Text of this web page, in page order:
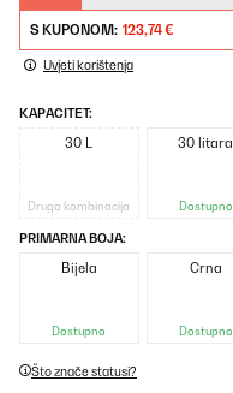
S KUPONOM: 123,74 €
Uvjeti korištenja
KAPACITET:
30 L
Druga kombinacija
30 litara
Dostupno
PRIMARNA BOJA:
Bijela
Dostupno
Crna
Dostupno
Što znače statusi?